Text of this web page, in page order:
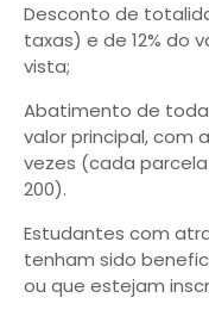
Desconto de
taxas) e de 12% do
vista;
Abatimento de
valor principal, com
vezes (cada
200).
Estudantes com
tenham sido
ou que estejam